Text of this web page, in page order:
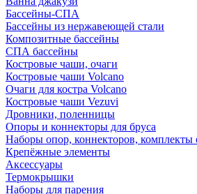
Бассейны-СПА
Бассейны из нержавеющей стали
Композитные бассейны
СПА бассейны
Костровые чаши, очаги
Костровые чаши Volcano
Очаги для костра Volcano
Костровые чаши Vezuvi
Дровники, поленницы
Опоры и коннекторы для бруса
Наборы опор, коннекторов, комплекты
Крепёжные элементы
Аксессуары
Термокрышки
Наборы для парения